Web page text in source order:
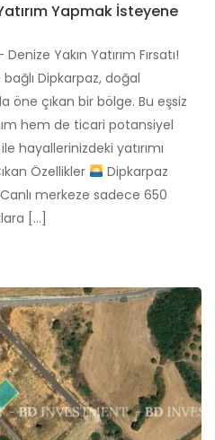
Yapmak İsteyene
Yakın Yatırım Fırsatı!
bağlı Dipkarpaz, doğal
öne çıkan bir bölge. Bu eşsiz
hem de ticari potansiyel
hayallerinizdeki yatırımı
Özellikler
Dipkarpaz
merkeze sadece 650
[…]